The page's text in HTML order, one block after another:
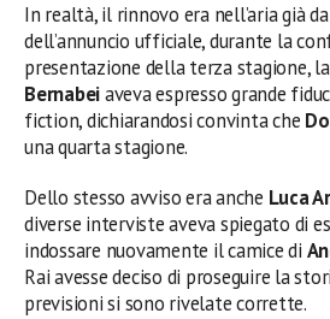
In realtà, il rinnovo era nell’aria già
dell’annuncio ufficiale, durante la
presentazione della terza stagione,
Bernabeiaveva espresso grande
fiction, dichiarandosi convinta che
una quarta stagione.
Dello stesso avviso era anche Luca
diverse interviste aveva spiegato di
indossare nuovamente il camice di
Rai avesse deciso di proseguire la
previsioni si sono rivelate corrette.